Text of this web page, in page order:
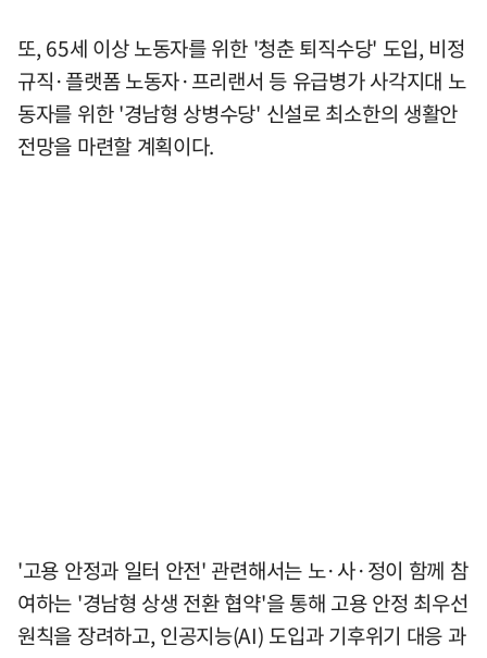
또, 65세 이상 노동자를 위한 '청춘 퇴직수당' 도입, 비정
규직·플랫폼 노동자·프리랜서 등 유급병가 사각지대 노
동자를 위한 '경남형 상병수당' 신설로 최소한의 생활안
전망을 마련할 계획이다.
'고용 안정과 일터 안전' 관련해서는 노·사·정이 함께 참
여하는 '경남형 상생 전환 협약'을 통해 고용 안정 최우선
원칙을 장려하고, 인공지능(AI) 도입과 기후위기 대응 과